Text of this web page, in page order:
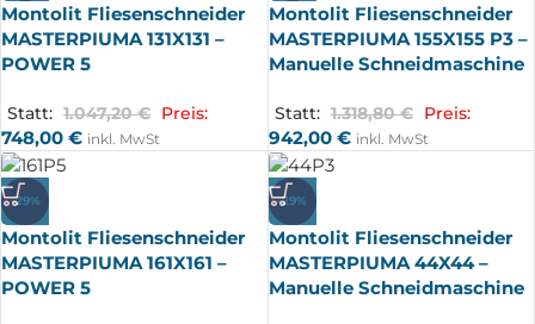
Montolit Fliesenschneider
MASTERPIUMA 131X131 –
POWER 5
Statt: 1.047,20€ Preis:
748,00 € inkl. MwSt
Montolit Fliesenschneider
MASTERPIUMA 155X155 P3 –
Manuelle Schneidmaschine
Statt: 1.318,80€ Preis:
942,00 € inkl. MwSt
-29%
Montolit Fliesenschneider
MASTERPIUMA 161X161 –
POWER 5
-29%
Montolit Fliesenschneider
MASTERPIUMA 44X44 –
Manuelle Schneidmaschine